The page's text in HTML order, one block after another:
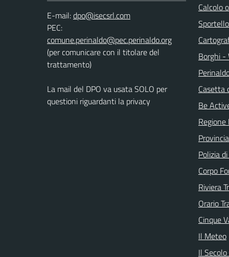
E-mail:
PEC:
(per comunicare con il titolare del
trattamento)
La mail del DPO va usata SOLO per
questioni riguardanti la privacy
Calcolo
Borghi -
Casetta
Be
Regione
Polizia
Corpo
Riviera
Orario
Cinque
Il Meteo
Il Secolo